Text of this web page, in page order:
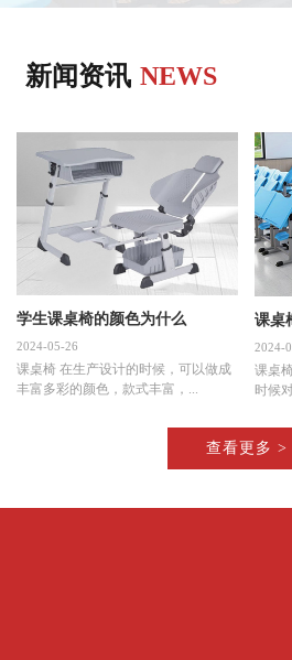
新闻资讯 NEWS
学生课桌椅的颜色为什么
2024-05-26
课桌椅 在生产设计的时候，可以做成
丰富多彩的颜色，款式丰富，...
课桌
2024-
课桌
时候
查看更多 >